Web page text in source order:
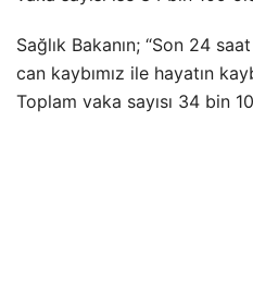
Sağlık Bakanın; “Son 24
can kaybımız ile hayatın
Toplam vaka sayısı 34 bin